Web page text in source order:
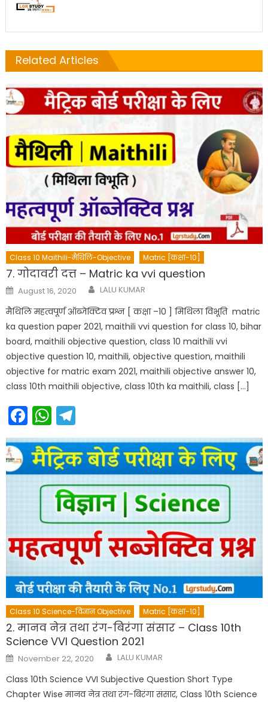
Related Articles
Class 10 Maithili-मैथिलि-Objective Matric [कक्षा-10]
7. गोदावरी दत्त – Matric ka vvi question
Posted
on
August 16, 2020 Author
LALU KUMAR
मैथिलि महत्वपूर्ण ऑब्जेक्टिव प्रश्न [ कक्षा –10 ] मिथिला विभूति matric
ka question paper 2021, maithili vvi question for class 10, bihar
board, maithili objective question, class 10 maithili vvi
objective question 10, maithili, objective question, maithili
objective for matric exam 2021, maithili objective answer 10,
class 10th maithili objective, class 10th ka maithili, class […]
Facebook
WhatsApp
Class 10 Science-विज्ञान Objective Matric [कक्षा-10]
2. मानव नेत्र तथा रंग-बिरंगा संसार – Class 10th
Science VVI Question 2021
Posted
on
November 22, 2020 Author
LALU KUMAR
Class 10th Science VVI Subjective Question Short Type
Chapter Wise मानव नेत्र तथा रंग-बिरंगा संसार, Class 10th Science